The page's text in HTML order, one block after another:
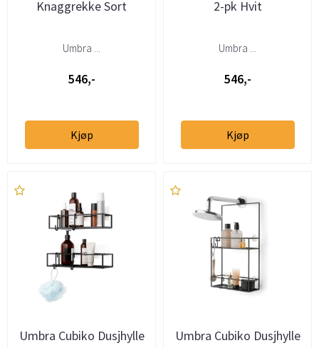
Knaggrekke Sort
Umbra ...
546,-
Kjøp
2-pk Hvit
Umbra ...
546,-
Kjøp
Umbra Cubiko Dusjhylle
Umbra Cubiko Dusjhylle